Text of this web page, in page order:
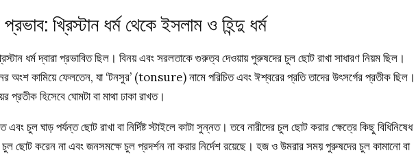
খ্রিস্টান ধর্ম থেকে ইসলাম ও হিন্দু ধর্ম
ধর্ম দ্বারা প্রভাবিত ছিল। বিনয় এবং সরলতাকে গুরুত্ব দেওয়ায় পুরুষদের চুল ছোট রাখা সাধারণ নিয়ম ছিল।
অংশ কামিয়ে ফেলতেন, যা ‘টনসুর’ (tonsure) নামে পরিচিত এবং ঈশ্বরের প্রতি তাদের উৎসর্গের প্রতীক ছিল।
প্রতীক হিসেবে ঘোমটা বা মাথা ঢাকা রাখত।
চুল ঘাড় পর্যন্ত ছোট রাখা বা নির্দিষ্ট স্টাইলে কাটা সুন্নত। তবে নারীদের চুল ছোট করার ক্ষেত্রে কিছু বিধিনিষেধ
চুল ছোট করেন না এবং জনসমক্ষে চুল প্রদর্শন না করার নির্দেশ রয়েছে। হজ ও উমরার সময় পুরুষদের চুল কামানো বা